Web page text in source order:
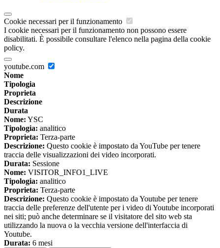
Cookie necessari per il funzionamento
I cookie necessari per il funzionamento non possono essere
disabilitati. È possibile consultare l'elenco nella pagina della cookie
policy.
youtube.com
Nome
Tipologia
Proprieta
Descrizione
Durata
Nome: YSC
Tipologia: analitico
Proprieta: Terza-parte
Descrizione: Questo cookie è impostato da YouTube per tenere
traccia delle visualizzazioni dei video incorporati.
Durata: Sessione
Nome: VISITOR_INFO1_LIVE
Tipologia: analitico
Proprieta: Terza-parte
Descrizione: Questo cookie è impostato da Youtube per tenere
traccia delle preferenze dell'utente per i video di Youtube incorporati
nei siti; può anche determinare se il visitatore del sito web sta
utilizzando la nuova o la vecchia versione dell'interfaccia di
Youtube.
Durata: 6 mesi